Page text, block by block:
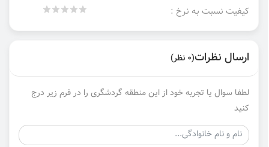
کیفیت نسبت به نرخ :
ارسال نظرات(0 نظر)
لطفا سوال یا تجربه خود از این منطقه گردشگری را در فرم زیر درج
کنید